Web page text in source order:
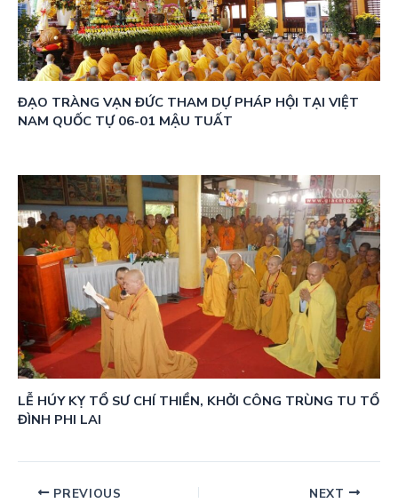
ĐẠO TRÀNG VẠN ĐỨC THAM DỰ PHÁP HỘI TẠI VIỆT
NAM QUỐC TỰ 06-01 MẬU TUẤT
LỄ HÚY KỴ TỔ SƯ CHÍ THIỀN, KHỞI CÔNG TRÙNG TU TỔ
ĐÌNH PHI LAI
PREVIOUS NEXT